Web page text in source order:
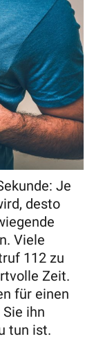
Je
desto
Viele
112 zu
Zeit.
für einen
ihn
tun ist.